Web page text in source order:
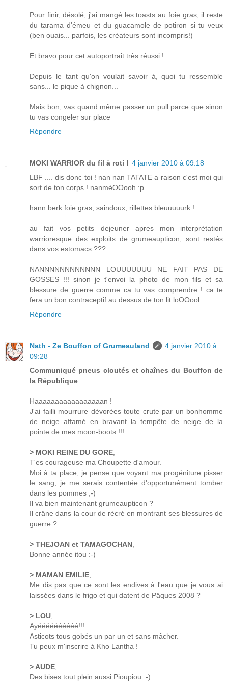
Pour finir, désolé, j'ai mangé les toasts au foie gras, il reste
du tarama d'émeu et du guacamole de potiron si tu veux
(ben ouais... parfois, les créateurs sont incompris!)
Et bravo pour cet autoportrait très réussi !
Depuis le tant qu'on voulait savoir à, quoi tu ressemble
sans... le pique à chignon...
Mais bon, vas quand même passer un pull parce que sinon
tu vas congeler sur place
Répondre
MOKI WARRIOR du fil à roti ! 4 janvier 2010 à 09:18
LBF .... dis donc toi ! nan nan TATATE a raison c'est moi qui
sort de ton corps ! nanméOOooh :p
hann berk foie gras, saindoux, rillettes bleuuuuurk !
au fait vos petits dejeuner apres mon interprétation
warrioresque des exploits de grumeaupticon, sont restés
dans vos estomacs ???
NANNNNNNNNNNNN LOUUUUUUU NE FAIT PAS DE
GOSSES !!! sinon je t'envoi la photo de mon fils et sa
blessure de guerre comme ca tu vas comprendre ! ca te
fera un bon contraceptif au dessus de ton lit loOOool
Répondre
Nath - Ze Bouffon of Grumeauland
4 janvier 2010 à
09:28
Communiqué pneus cloutés et chaînes du Bouffon de
la République
Haaaaaaaaaaaaaaaaan !
J'ai failli mourrure dévorées toute crute par un bonhomme
de neige affamé en bravant la tempête de neige de la
pointe de mes moon-boots !!!
> MOKI REINE DU GORE,
T'es courageuse ma Choupette d'amour.
Moi à ta place, je pense que voyant ma progéniture pisser
le sang, je me serais contentée d'opportunément tomber
dans les pommes ;-)
Il va bien maintenant grumeaupticon ?
Il crâne dans la cour de récré en montrant ses blessures de
guerre ?
> THEJOAN et TAMAGOCHAN,
Bonne année itou :-)
> MAMAN EMILIE,
Me dis pas que ce sont les endives à l'eau que je vous ai
laissées dans le frigo et qui datent de Pâques 2008 ?
> LOU,
Ayéééééééééé!!!
Asticots tous gobés un par un et sans mâcher.
Tu peux m'inscrire à Kho Lantha !
> AUDE,
Des bises tout plein aussi Pioupiou :-)